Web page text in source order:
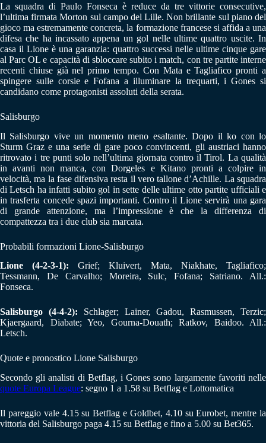
La squadra di Paulo Fonseca è reduce da tre vittorie consecutive,
l’ultima firmata Morton sul campo del Lille. Non brillante sul piano del
gioco ma estremamente concreta, la formazione francese si affida a una
difesa che ha incassato appena un gol nelle ultime quattro uscite. In
casa il Lione è una garanzia: quattro successi nelle ultime cinque gare
al Parc OL e capacità di sbloccare subito i match, con tre partite interne
recenti chiuse già nel primo tempo. Con Mata e Tagliafico pronti a
spingere sulle corsie e Fofana a illuminare la trequarti, i Gones si
candidano come protagonisti assoluti della serata.
Salisburgo
Il Salisburgo vive un momento meno esaltante. Dopo il ko con lo
Sturm Graz e una serie di gare poco convincenti, gli austriaci hanno
ritrovato i tre punti solo nell’ultima giornata contro il Tirol. La qualità
in avanti non manca, con Dorgeles e Kitano pronti a colpire in
velocità, ma la fase difensiva resta il vero tallone d’Achille. La squadra
di Letsch ha infatti subito gol in sette delle ultime otto partite ufficiali e
in trasferta concede spazi importanti. Contro il Lione servirà una gara
di grande attenzione, ma l’impressione è che la differenza di
compattezza tra i due club sia marcata.
Probabili formazioni Lione-Salisburgo
Lione (4-2-3-1): Grief; Kluivert, Mata, Niakhate, Tagliafico;
Tessmann, De Carvalho; Moreira, Sulc, Fofana; Satriano. All.:
Fonseca.
Salisburgo (4-4-2): Schlager; Lainer, Gadou, Rasmussen, Terzic;
Kjaergaard, Diabate; Yeo, Gourna-Douath; Ratkov, Baidoo. All.:
Letsch.
Quote e pronostico Lione Salisburgo
Secondo gli analisti di Betflag, i Gones sono largamente favoriti nelle
quote Europa League: segno 1 a 1.58 su Betflag e Lottomatica
Il pareggio vale 4.15 su Betflag e Goldbet, 4.10 su Eurobet, mentre la
vittoria del Salisburgo paga 4.15 su Betflag e fino a 5.00 su Bet365.